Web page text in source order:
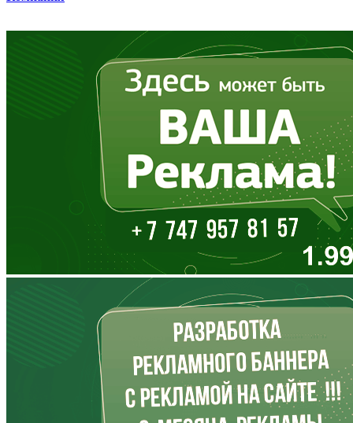
Волгоградская область
Вологодская область
Дагестан
Еврейская АО
Забайкальский край
Запорожская область
Ивановская область
Иркутская область
Кабардино-Балкария
Калининградская область
Калмыкия